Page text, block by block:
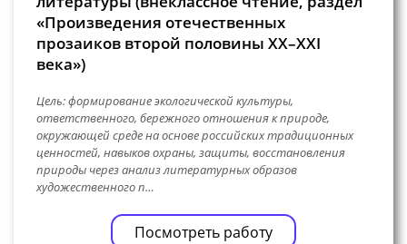
«Произведения отечественных
прозаиков второй половины XX–XXI
века»)
Цель: формирование экологической культуры,
ответственного, бережного отношения к природе,
окружающей среде на основе российских традиционных
ценностей, навыков охраны, защиты, восстановления
природы через анализ литературных образов
художественного п…
Посмотреть работу